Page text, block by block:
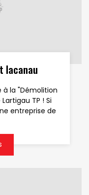
lacanau
à la "Démolition
TP ! Si
entreprise de